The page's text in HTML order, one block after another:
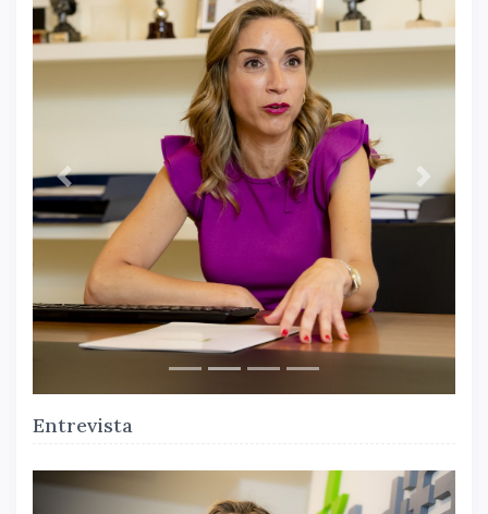
Atrás Siguiente
Entrevista